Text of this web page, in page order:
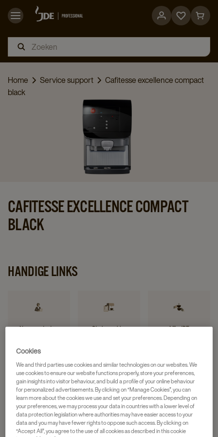
Go
page
Go
page
Home Service support
Cafitesse excellence compact
black
CAFITESSE EXCELLENCE COMPACT
BLACK
HANDIGE LINKS
Neem contact op Storing melden Mijn JDE
Reinigingsvideo FAQ
Cookies
We and third parties use cookies and similar technologies on our websites. We
use cookies to ensure our website functions properly, store your preferences,
gain insights into visitor behaviour, and build a profile of your online behaviour
for personalized advertisements. By clicking on “Manage Cookies”, you can
learn more about the cookies we use and set your preferences. Depending on
your preferences, we may process your data in countries with a lower level of
data protection legislation where authorities may have easier access to your
data and you may have fewer rights to oppose such access. By clicking on
“Accept All”, you agree to the use of all cookies as described in this cookie